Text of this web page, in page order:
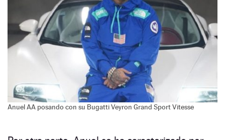
Anuel AA posando con su Bugatti Veyron Grand Sport Vitesse